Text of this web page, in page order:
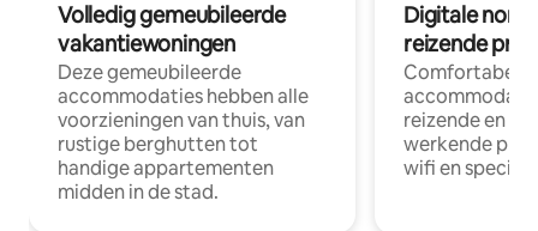
Volledig gemeubileerde
vakantiewoningen
Deze gemeubileerde
accommodaties hebben alle
voorzieningen van thuis, van
rustige berghutten tot
handige appartementen
midden in de stad.
Digitale
reizende
Comfortabele
reizende en
werkende
wifi en